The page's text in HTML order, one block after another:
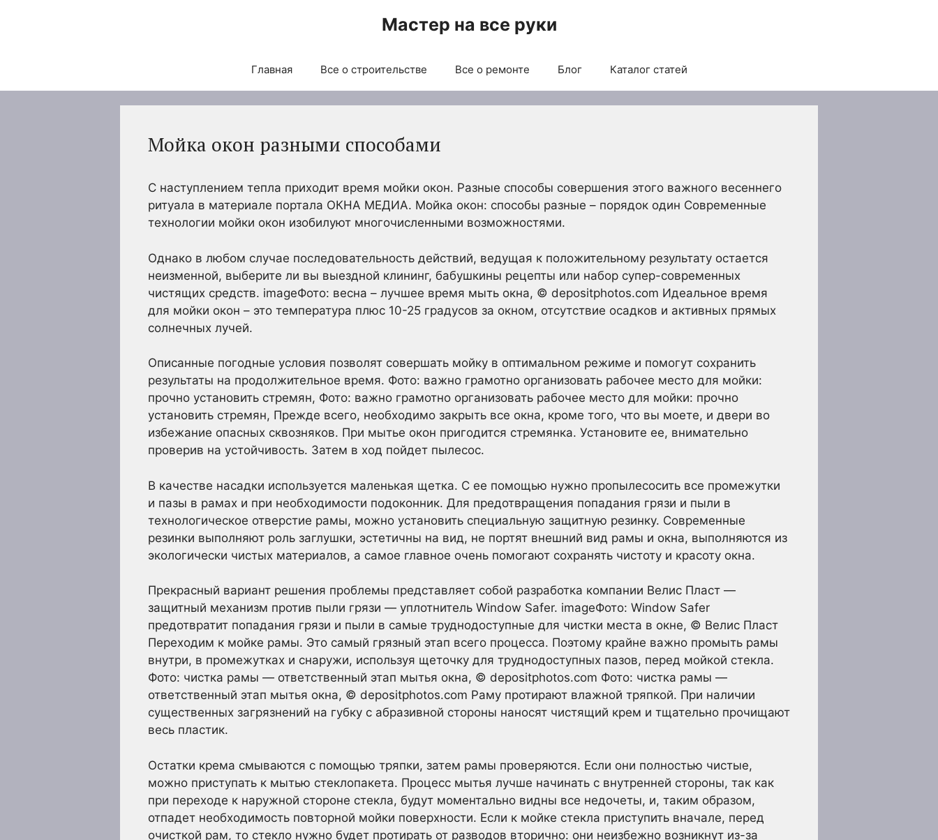
Мастер на все руки
Главная Все о строительстве Все о ремонте Блог Каталог статей
Мойка окон разными способами
С наступлением тепла приходит время мойки окон. Разные способы совершения этого важного весеннего
ритуала в материале портала ОКНА МЕДИА. Мойка окон: способы разные – порядок один Современные
технологии мойки окон изобилуют многочисленными возможностями.
Однако в любом случае последовательность действий, ведущая к положительному результату остается
неизменной, выберите ли вы выездной клининг, бабушкины рецепты или набор супер-современных
чистящих средств. imageФото: весна – лучшее время мыть окна, © depositphotos.com Идеальное время
для мойки окон – это температура плюс 10-25 градусов за окном, отсутствие осадков и активных прямых
солнечных лучей.
Описанные погодные условия позволят совершать мойку в оптимальном режиме и помогут сохранить
результаты на продолжительное время. Фото: важно грамотно организовать рабочее место для мойки:
прочно установить стремян, Фото: важно грамотно организовать рабочее место для мойки: прочно
установить стремян, Прежде всего, необходимо закрыть все окна, кроме того, что вы моете, и двери во
избежание опасных сквозняков. При мытье окон пригодится стремянка. Установите ее, внимательно
проверив на устойчивость. Затем в ход пойдет пылесос.
В качестве насадки используется маленькая щетка. С ее помощью нужно пропылесосить все промежутки
и пазы в рамах и при необходимости подоконник. Для предотвращения попадания грязи и пыли в
технологическое отверстие рамы, можно установить специальную защитную резинку. Современные
резинки выполняют роль заглушки, эстетичны на вид, не портят внешний вид рамы и окна, выполняются из
экологически чистых материалов, а самое главное очень помогают сохранять чистоту и красоту окна.
Прекрасный вариант решения проблемы представляет собой разработка компании Велис Пласт —
защитный механизм против пыли грязи — уплотнитель Window Safer. imageФото: Window Safer
предотвратит попадания грязи и пыли в самые труднодоступные для чистки места в окне, © Велис Пласт
Переходим к мойке рамы. Это самый грязный этап всего процесса. Поэтому крайне важно промыть рамы
внутри, в промежутках и снаружи, используя щеточку для труднодоступных пазов, перед мойкой стекла.
Фото: чистка рамы — ответственный этап мытья окна, © depositphotos.com Фото: чистка рамы —
ответственный этап мытья окна, © depositphotos.com Раму протирают влажной тряпкой. При наличии
существенных загрязнений на губку с абразивной стороны наносят чистящий крем и тщательно прочищают
весь пластик.
Остатки крема смываются с помощью тряпки, затем рамы проверяются. Если они полностью чистые,
можно приступать к мытью стеклопакета. Процесс мытья лучше начинать с внутренней стороны, так как
при переходе к наружной стороне стекла, будут моментально видны все недочеты, и, таким образом,
отпадет необходимость повторной мойки поверхности. Если к мойке стекла приступить вначале, перед
очисткой рам, то стекло нужно будет протирать от разводов вторично: они неизбежно возникнут из-за